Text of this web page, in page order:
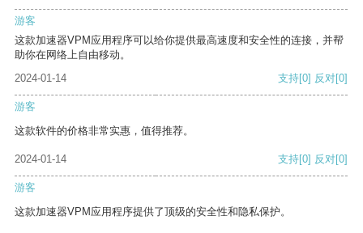
游客
这款加速器VPM应用程序可以给你提供最高速度和安全性的连接，并帮
助你在网络上自由移动。
2024-01-14
支持[0] 反对[0]
游客
这款软件的价格非常实惠，值得推荐。
2024-01-14 支持[0] 反对[0]
游客
这款加速器VPM应用程序提供了顶级的安全性和隐私保护。